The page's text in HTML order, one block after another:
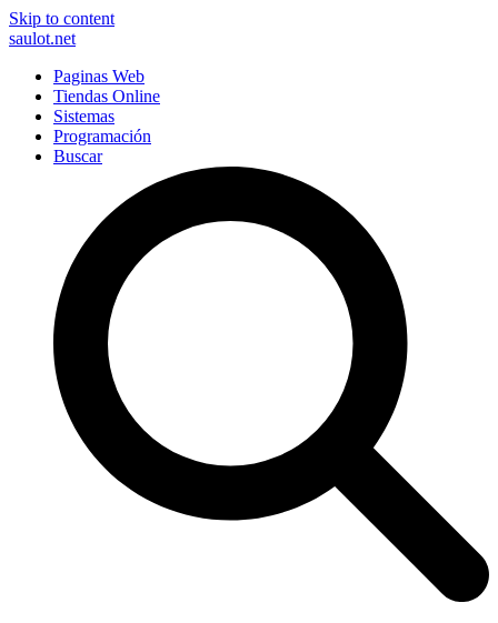
Skip to content
saulot.net
Paginas Web
Tiendas Online
Sistemas
Programación
Buscar